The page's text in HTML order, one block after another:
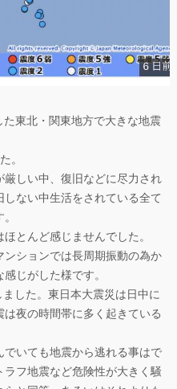
東北・関東地方で大きな地震
。
しい中、復旧などに尽力され
ない中生活をされている全て
とんど感じませんでした。
ションでは長周期振動の為か
じがした様です。
した。東日本大震災は日中に
夜の時間帯に多く起きている
いても地震から逃れる事はで
フ地震など危険性が大きく騒